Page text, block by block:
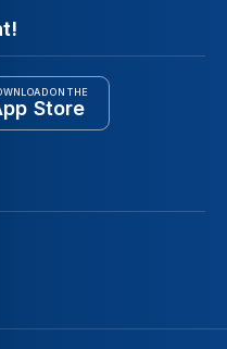
ON THE
Store